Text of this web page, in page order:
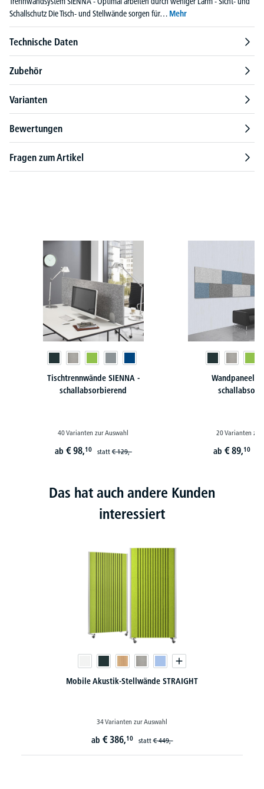
Schallschutz Die Tisch- und Stellwände sorgen für… Mehr
Technische Daten
Zubehör
Varianten
Bewertungen
Fragen zum Artikel
Tischtrennwände SIENNA -
schallabsorbierend
40 Varianten zur Auswahl
ab € 98,10 statt€ 129,-
Wandpaneele
20 Varianten zur
ab € 89,10
Das hat auch andere Kunden
interessiert
Mobile Akustik-Stellwände STRAIGHT
34 Varianten zur Auswahl
ab € 386,10 statt€ 449,-